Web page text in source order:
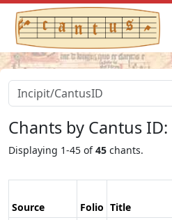
Chants by Cantus ID:
Displaying 1-45 of45 chants.
Source Folio Title